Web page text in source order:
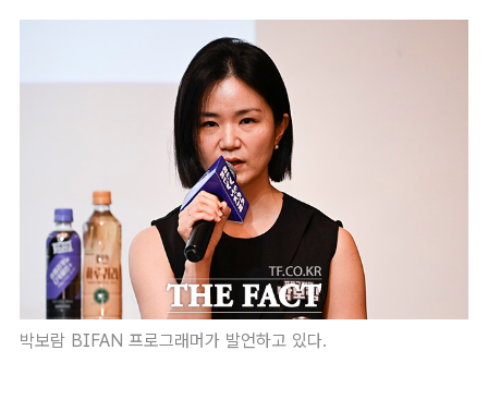
박보람 BIFAN 프로그래머가 발언하고 있다.